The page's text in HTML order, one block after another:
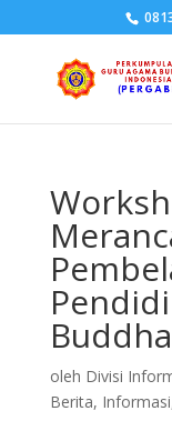
oleh Divisi
Berita, Informasi